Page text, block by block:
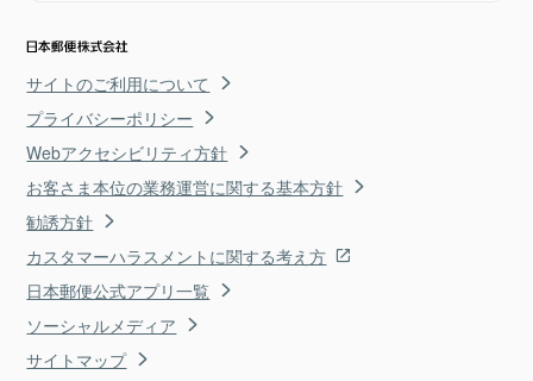
サイトのご利用について
プライバシーポリシー
Webアクセシビリティ方針
お客さま本位の業務運営に関する基本方針
勧誘方針
カスタマーハラスメントに関する考え方
日本郵便公式アプリ一覧
ソーシャルメディア
サイトマップ